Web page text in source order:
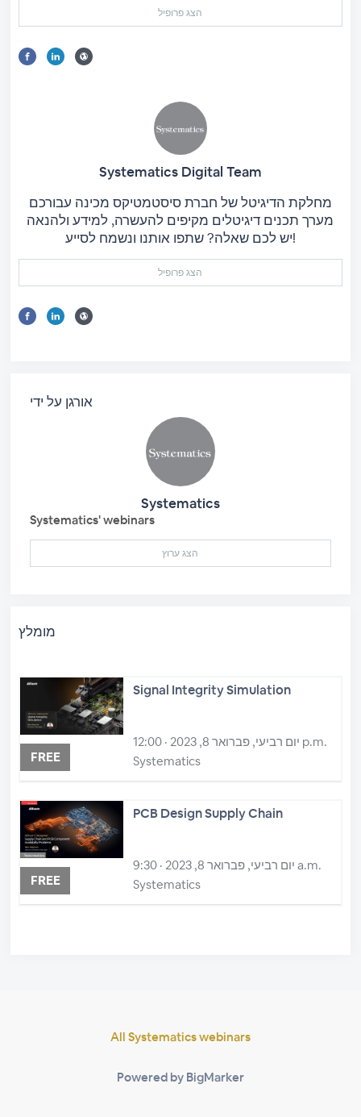
הצג פרופיל
Systematics Digital Team
מחלקת הדיגיטל של חברת סיסטמטיקס מכינה עבורכם
מערך תכנים דיגיטלים מקיפים להעשרה, למידע ולהנאה
יש לכם שאלה? שתפו אותנו ונשמח לסייע!
הצג פרופיל
אורגן על ידי
Systematics
Systematics' webinars
הצג ערוץ
מומלץ
FREE
Signal Integrity Simulation
יום רביעי, פברואר 8, 2023 · 12:00 p.m.
Systematics
FREE
PCB Design Supply Chain
יום רביעי, פברואר 8, 2023 · 9:30 a.m.
Systematics
All Systematics webinars
Powered by BigMarker